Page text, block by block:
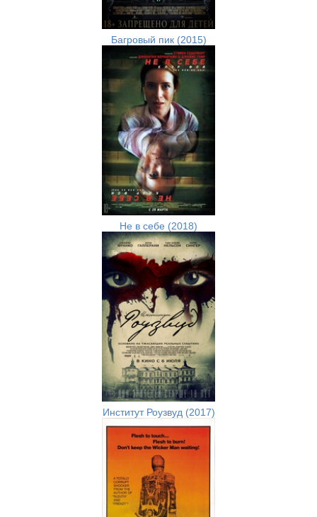
Багровый пик (2015)
Не в себе (2018)
Институт Роузвуд (2017)